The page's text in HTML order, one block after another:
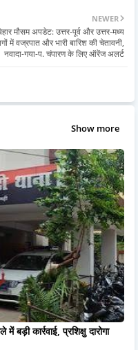
NEWER
मौसम अपडेट: उत्तर-पूर्व और उत्तर-मध्य
में वज्रपात और भारी बारिश की चेतावनी,
नवादा-गया-प. चंपारण के लिए ऑरेंज अलर्ट
Show more
बड़ी कार्रवाई, प्रशिक्षु दारोगा